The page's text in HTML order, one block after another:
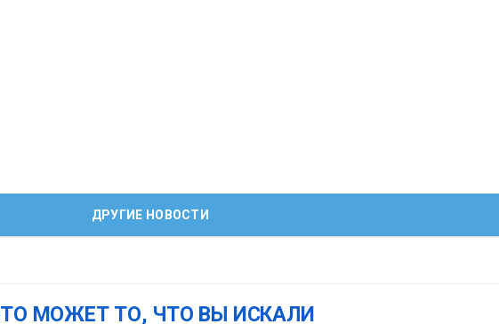
ДРУГИЕ НОВОСТИ
ЭТО МОЖЕТ ТО, ЧТО ВЫ ИСКАЛИ